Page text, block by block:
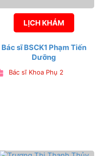
LỊCH KHÁM
Bác sĩ BSCK1 Phạm Tiến
Dưỡng
Bác sĩ Khoa Phụ 2